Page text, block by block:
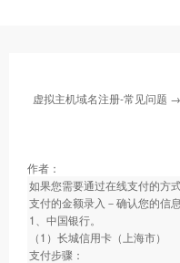
虚拟主机域名注册-常见问题
作者：
如果您需要通过在线支付的方
支付的金额录入－确认您的信
1、中国银行。
（1）长城信用卡（上海市）
支付步骤：